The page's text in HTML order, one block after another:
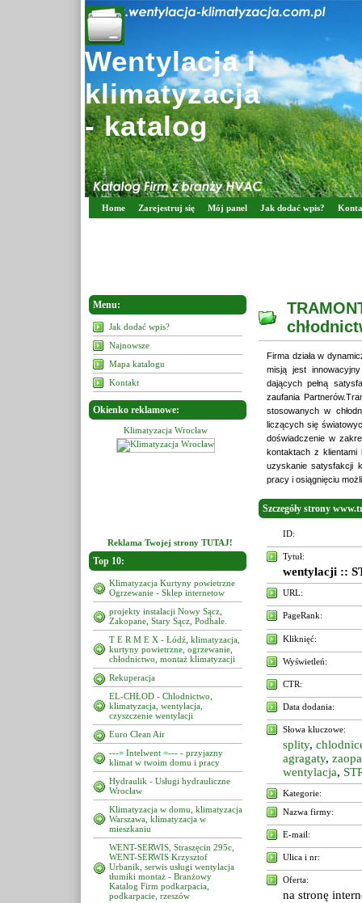
Wentylacja i
klimatyzacja
- katalog
Home Zarejestruj się Mój panel Jak dodać wpis?
Menu:
Jak dodać wpis?
Najnowsze
Mapa katalogu
Kontakt
Okienko reklamowe:
Klimatyzacja Wrocław Klimatyzacja Wrocław
Reklama Twojej strony TUTAJ!
Top 10:
Klimatyzacja Kurtyny powietrzne
Ogrzewanie - Sklep internetow
projekty instalacji Nowy Sącz,
Zakopane, Stary Sącz, Podhale.
T E R M E X - Łódź, klimatyzacja,
kurtyny powietrzne, ogrzewanie,
chłodnictwo, montaż klimatyzacji
Rekuperacja
EL-CHŁOD - Chlodnictwo,
klimatyzacja, wentylacja,
czyszczenie wentylacji
Euro Clean Air
---= Intelwent =--- - przyjazny
klimat w twoim domu i pracy
Hydraulik - Usługi hydrauliczne
Wrocław
Klimatyzacja w domu, klimatyzacja
Warszawa, klimatyzacja w
mieszkaniu
WENT-SERWIS, Straszęcin 295c,
WENT-SERWIS Krzysztof
Urbanik, serwis usługi wentylacja
tłumiki montaż - Branżowy
Katalog Firm podkarpacia,
podkarpacie, rzeszów
Firma działa w
misją jest
dających pełną
zaufania
stosowanych w
liczących się
doświadczenie w
kontaktach z klientami
uzyskanie satysfakcji
pracy i osiągnięciu
Szczegóły strony
ID:
Tytuł:
wentylacji ::
URL:
PageRank:
Kliknięć:
Wyświetleń:
CTR:
Data dodania:
Słowa kluczowe:
splity,
agragaty,
wentylacja,
Kategorie:
Nazwa firmy:
E-mail:
Ulica i nr:
Oferta:
na stronę